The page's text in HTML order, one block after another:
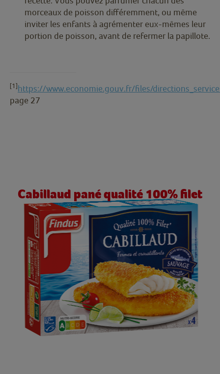
morceaux de poisson différemment, ou même
inviter les enfants à agrémenter eux-mêmes leur
portion de poisson, avant de refermer la papillote.
[1]https://www.economie.gouv.fr/files/
page 27
Cabillaud pané qualité 100% filet